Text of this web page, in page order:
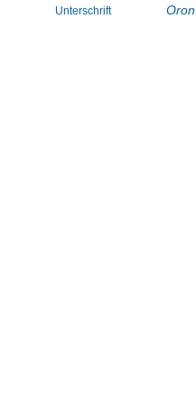
Unterschrift